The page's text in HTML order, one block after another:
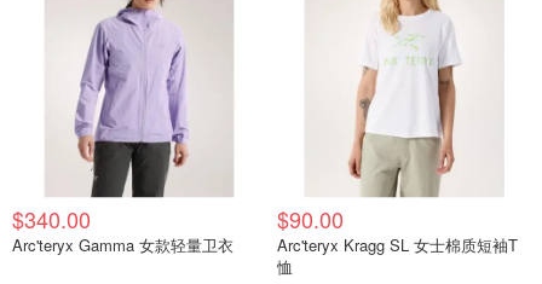
$340.00
Arc'teryx Gamma 女款轻量卫衣
$90.00
Arc'teryx Kragg SL 女士棉质短袖T
恤